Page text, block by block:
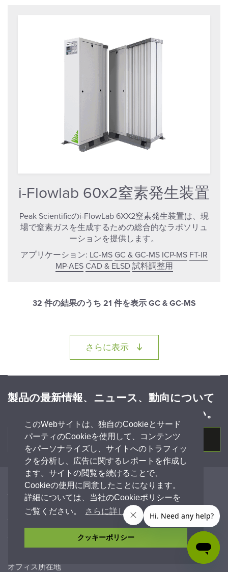
このWebサイトは、独自のCookieとサード
パーティのCookieを使用して、コンテンツ
をパーソナライズし、サイトへのトラフィッ
クを分析し、広告に関するレポートを作成し
ます。サイトの閲覧を続けることで、
Cookieの使用に同意したことになります。
詳細については、当社のCookieポリシーを
ご覧ください。
さらに詳しく
クッキーポリシー
i-Flowlab 60x2窒素発生装置
Peak Scientificのi-FlowLab 6XX2窒素発生装置は、現
場で窒素ガスを生成するための総合的なラボソリュ
ーションを提供します。
アプリケーション: LC-MS GC & GC-MS ICP-MS FT-IR
MP-AES CAD & ELSD 試料調整用
32 件の結果のうち 21 件を表示 GC & GC-MS
さらに表示 LOADING...
製品の最新情報、ニュース、動向について
は、ニュースレターを購読してください。
登録
A International Group Company
会社
企業情報
オフィス所在地